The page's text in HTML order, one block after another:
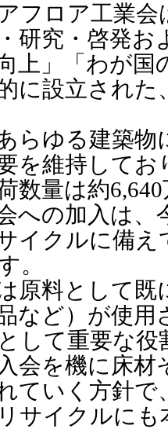
ロア工業会
研究・啓発お
上」「わが国
に設立された
らゆる建築物
を維持して
数量は約
への加入は
イクルに備
。
原料として既
など）が使
して重要な
会を機に床
ていく方針
サイクルに